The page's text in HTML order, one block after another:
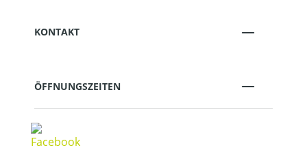
KONTAKT
ÖFFNUNGSZEITEN